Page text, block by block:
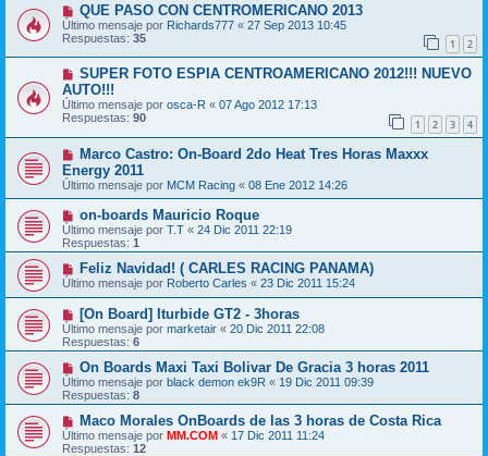
QUE PASO CON CENTROMERICANO 2013
Último mensaje por Richards777 « 27 Sep 2013 10:45
Respuestas: 35 1 2
SUPER FOTO ESPIA CENTROAMERICANO 2012!!! NUEVO
AUTO!!!
Último mensaje por osca-R « 07 Ago 2012 17:13
Respuestas: 90 1 2 3 4
Marco Castro: On-Board 2do Heat Tres Horas Maxxx
Energy 2011
Último mensaje por MCM Racing « 08 Ene 2012 14:26
on-boards Mauricio Roque
Último mensaje por T.T « 24 Dic 2011 22:19
Respuestas: 1
Feliz Navidad! ( CARLES RACING PANAMA)
Último mensaje por Roberto Carles « 23 Dic 2011 15:24
[On Board] Iturbide GT2 - 3horas
Último mensaje por marketair « 20 Dic 2011 22:08
Respuestas: 6
On Boards Maxi Taxi Bolivar De Gracia 3 horas 2011
Último mensaje por black demon ek9R « 19 Dic 2011 09:39
Respuestas: 8
Maco Morales OnBoards de las 3 horas de Costa Rica
Último mensaje por MM.COM « 17 Dic 2011 11:24
Respuestas: 12